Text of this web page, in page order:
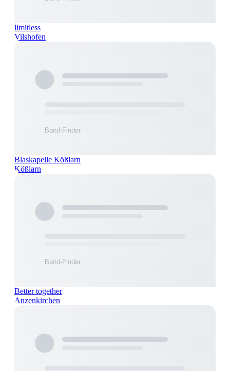
limitless
Vilshofen
Blaskapelle Kößlarn
Kößlarn
Better together
Anzenkirchen